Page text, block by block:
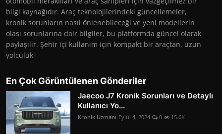
bilgi kaynağıdır. Araç teknolojilerindeki güncellemeler,
kronik sorunların nasıl önlenebileceği ve yeni modellerin
olası sorunlarına dair bilgiler, bu platformda güncel olarak
paylaşılır. Şehir içi kullanım için kompakt bir araçtan, uzun
yolculuk
En Çok Görüntülenen Gönderiler
Jaecoo J7 Kronik Sorunları ve Detaylı
Kullanıcı Yo...
Kronik Uzmanı Eylül 4, 2024 0 15.6K